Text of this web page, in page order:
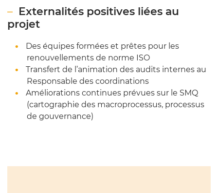
Externalités positives liées au
projet
Des équipes formées et prêtes pour les
renouvellements de norme ISO
Transfert de l’animation des audits internes au
Responsable des coordinations
Améliorations continues prévues sur le SMQ
(cartographie des macroprocessus, processus
de gouvernance)